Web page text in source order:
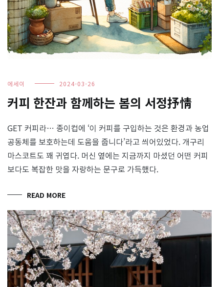
에세이 2024-03-26
커피 한잔과 함께하는 봄의 서정抒情
GET 커피라… 종이컵에 ‘이 커피를 구입하는 것은 환경과 농업
공동체를 보호하는데 도움을 줍니다’라고 씌어있었다. 개구리
마스코트도 꽤 귀엽다. 머신 옆에는 지금까지 마셨던 어떤 커피
보다도 복잡한 맛을 자랑하는 문구로 가득했다.
READ MORE